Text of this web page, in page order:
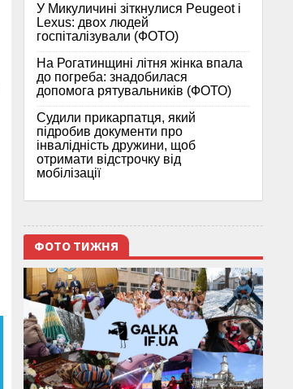
У Микуличині зіткнулися Peugeot і
Lexus: двох людей
госпіталізували (ФОТО)
На Рогатинщині літня жінка впала
до погреба: знадобилася
допомога рятувальників (ФОТО)
Судили прикарпатця, який
підробив документи про
інвалідність дружини, щоб
отримати відстрочку від
мобілізації
ФОТО ТИЖНЯ